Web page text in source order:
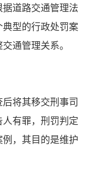
道路交通管理法
型的行政处罚案
通管理关系。
将其移交刑事司
有罪，刑罚判定
，其目的是维护